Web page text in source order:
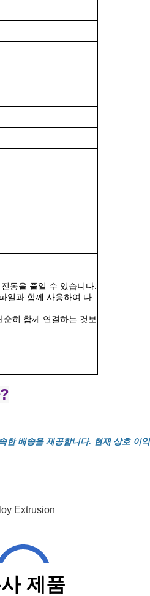
동을 줄일 수 있습니다.
일과 함께 사용하여 다
히 함께 연결하는 것보
배송을 제공합니다. 현재 상호 이
Extrusion
제품